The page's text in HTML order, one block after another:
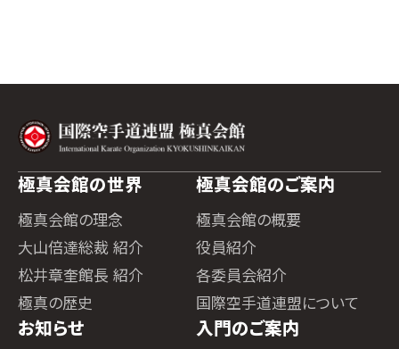
極真会館の世界
極真会館の理念
大山倍達総裁 紹介
松井章奎館長 紹介
極真の歴史
極真会館のご案内
極真会館の概要
役員紹介
各委員会紹介
国際空手道連盟について
お知らせ 入門のご案内